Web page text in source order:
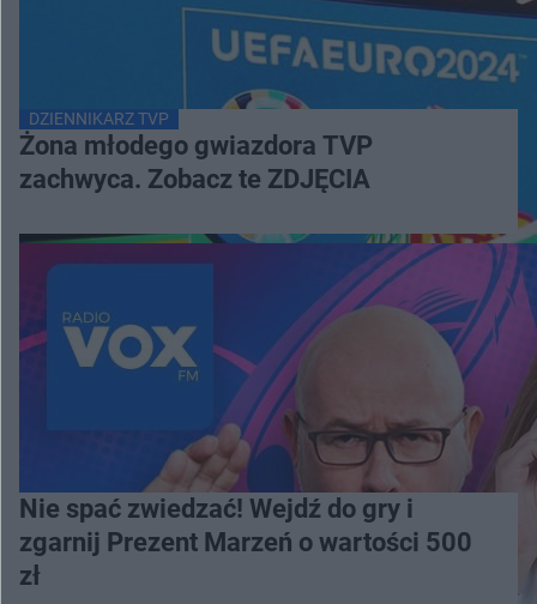
DZIENNIKARZ TVP
Żona młodego gwiazdora TVP
zachwyca. Zobacz te ZDJĘCIA
Nie spać zwiedzać! Wejdź do gry i
zgarnij Prezent Marzeń o wartości 500
zł